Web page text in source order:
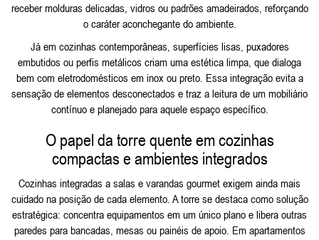
receber molduras delicadas, vidros ou padrões amadeirados, reforçando
o caráter aconchegante do ambiente.
Já em cozinhas contemporâneas, superfícies lisas, puxadores
embutidos ou perfis metálicos criam uma estética limpa, que dialoga
bem com eletrodomésticos em inox ou preto. Essa integração evita a
sensação de elementos desconectados e traz a leitura de um mobiliário
contínuo e planejado para aquele espaço específico.
O papel da torre quente em cozinhas
compactas e ambientes integrados
Cozinhas integradas a salas e varandas gourmet exigem ainda mais
cuidado na posição de cada elemento. A torre se destaca como solução
estratégica: concentra equipamentos em um único plano e libera outras
paredes para bancadas, mesas ou painéis de apoio. Em apartamentos